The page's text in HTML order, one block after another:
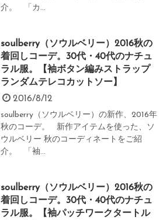
介。 「カ...
soulberry（ソウルベリー）2016秋の
着回しコーデ。30代・40代のナチュ
ラル服。【袖ボタン編みストラップ
ランダムテレコカットソー】
2016/8/12
soulberry（ソウルベリー）の新作、2016年
秋のコーデ。 新作アイテムを使った、ソ
ウルベリー 秋のコーディネートをご紹
介。 「袖...
soulberry（ソウルベリー）2016秋の
着回しコーデ。30代・40代のナチュ
ラル服。【袖パッチワークタートル